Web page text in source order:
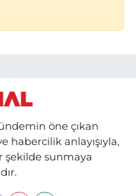
öne çıkan
habercilik anlayışıyla,
şekilde sunmaya